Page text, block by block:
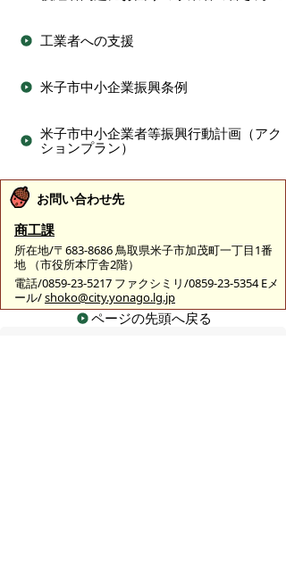
工業者への支援
米子市中小企業振興条例
米子市中小企業者等振興行動計画（アク
ションプラン）
お問い合わせ先
商工課
所在地/〒683-8686 鳥取県米子市加茂町一丁目1番
地 （市役所本庁舎2階）
電話/0859-23-5217 ファクシミリ/0859-23-5354 Eメ
ール/shoko@city.yonago.lg.jp
ページの先頭へ戻る